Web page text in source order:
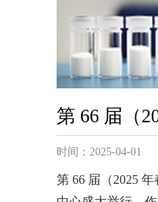
第 66 届（
时间：2025-04-01
第 66 届（2025